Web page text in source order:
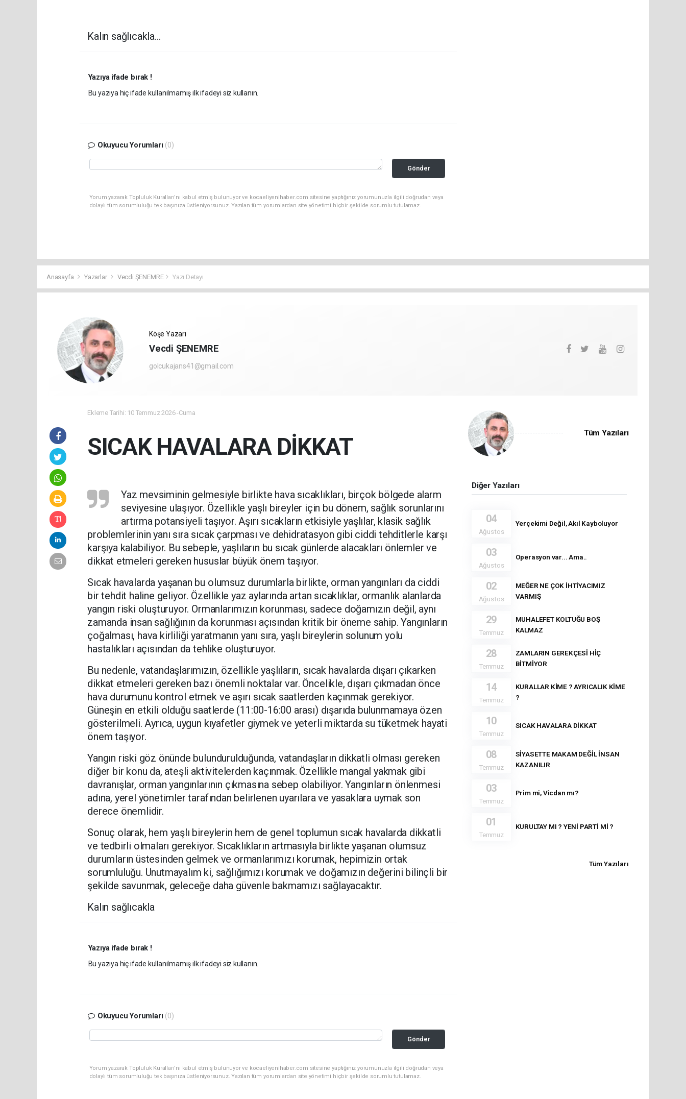
Kalın sağlıcakla...
Yazıya ifade bırak !
Bu yazıya hiç ifade kullanılmamış ilk ifadeyi siz kullanın.
Okuyucu Yorumları (0)
Gönder
Yorum yazarak Topluluk Kuralları’nı kabul etmiş bulunuyor ve kocaeliyenihaber.com sitesine yaptığınız yorumunuzla ilgili doğrudan veya
dolaylı tüm sorumluluğu tek başınıza üstleniyorsunuz. Yazılan tüm yorumlardan site yönetimi hiçbir şekilde sorumlu tutulamaz.
Anasayfa Yazarlar Vecdi ŞENEMRE Yazı Detayı
Köşe Yazarı
Vecdi ŞENEMRE
golcukajans41@gmail.com
Ekleme Tarihi: 10 Temmuz 2026 -Cuma
SICAK HAVALARA DİKKAT
Yaz mevsiminin gelmesiyle birlikte hava sıcaklıkları, birçok bölgede alarm
seviyesine ulaşıyor. Özellikle yaşlı bireyler için bu dönem, sağlık sorunlarını
artırma potansiyeli taşıyor. Aşırı sıcakların etkisiyle yaşlılar, klasik sağlık
problemlerinin yanı sıra sıcak çarpması ve dehidratasyon gibi ciddi tehditlerle karşı
karşıya kalabiliyor. Bu sebeple, yaşlıların bu sıcak günlerde alacakları önlemler ve
dikkat etmeleri gereken hususlar büyük önem taşıyor.
Sıcak havalarda yaşanan bu olumsuz durumlarla birlikte, orman yangınları da ciddi
bir tehdit haline geliyor. Özellikle yaz aylarında artan sıcaklıklar, ormanlık alanlarda
yangın riski oluşturuyor. Ormanlarımızın korunması, sadece doğamızın değil, aynı
zamanda insan sağlığının da korunması açısından kritik bir öneme sahip. Yangınların
çoğalması, hava kirliliği yaratmanın yanı sıra, yaşlı bireylerin solunum yolu
hastalıkları açısından da tehlike oluşturuyor.
Bu nedenle, vatandaşlarımızın, özellikle yaşlıların, sıcak havalarda dışarı çıkarken
dikkat etmeleri gereken bazı önemli noktalar var. Öncelikle, dışarı çıkmadan önce
hava durumunu kontrol etmek ve aşırı sıcak saatlerden kaçınmak gerekiyor.
Güneşin en etkili olduğu saatlerde (11:00-16:00 arası) dışarıda bulunmamaya özen
gösterilmeli. Ayrıca, uygun kıyafetler giymek ve yeterli miktarda su tüketmek hayati
önem taşıyor.
Yangın riski göz önünde bulundurulduğunda, vatandaşların dikkatli olması gereken
diğer bir konu da, ateşli aktivitelerden kaçınmak. Özellikle mangal yakmak gibi
davranışlar, orman yangınlarının çıkmasına sebep olabiliyor. Yangınların önlenmesi
adına, yerel yönetimler tarafından belirlenen uyarılara ve yasaklara uymak son
derece önemlidir.
Sonuç olarak, hem yaşlı bireylerin hem de genel toplumun sıcak havalarda dikkatli
ve tedbirli olmaları gerekiyor. Sıcaklıkların artmasıyla birlikte yaşanan olumsuz
durumların üstesinden gelmek ve ormanlarımızı korumak, hepimizin ortak
sorumluluğu. Unutmayalım ki, sağlığımızı korumak ve doğamızın değerini bilinçli bir
şekilde savunmak, geleceğe daha güvenle bakmamızı sağlayacaktır.
Kalın sağlıcakla
Yazıya ifade bırak !
Bu yazıya hiç ifade kullanılmamış ilk ifadeyi siz kullanın.
Okuyucu Yorumları (0)
Gönder
Yorum yazarak Topluluk Kuralları’nı kabul etmiş bulunuyor ve kocaeliyenihaber.com sitesine yaptığınız yorumunuzla ilgili doğrudan veya
dolaylı tüm sorumluluğu tek başınıza üstleniyorsunuz. Yazılan tüm yorumlardan site yönetimi hiçbir şekilde sorumlu tutulamaz.
Tüm Yazıları
Diğer Yazıları
04
Ağustos
Yerçekimi Değil, Akıl Kayboluyor
03
Ağustos
Operasyon var... Ama..
02
Ağustos
MEĞER NE ÇOK İHTİYACIMIZ
VARMIŞ
29
Temmuz
MUHALEFET KOLTUĞU BOŞ
KALMAZ
28
Temmuz
ZAMLARIN GEREKÇESİ HİÇ
BİTMİYOR
14
Temmuz
KURALLAR KİME ? AYRICALIK KİME
?
10
Temmuz
SICAK HAVALARA DİKKAT
08
Temmuz
SİYASETTE MAKAM DEĞİL İNSAN
KAZANILIR
03
Temmuz
Prim mi, Vicdan mı?
01
Temmuz
KURULTAY MI ? YENİ PARTİ Mİ ?
Tüm Yazıları